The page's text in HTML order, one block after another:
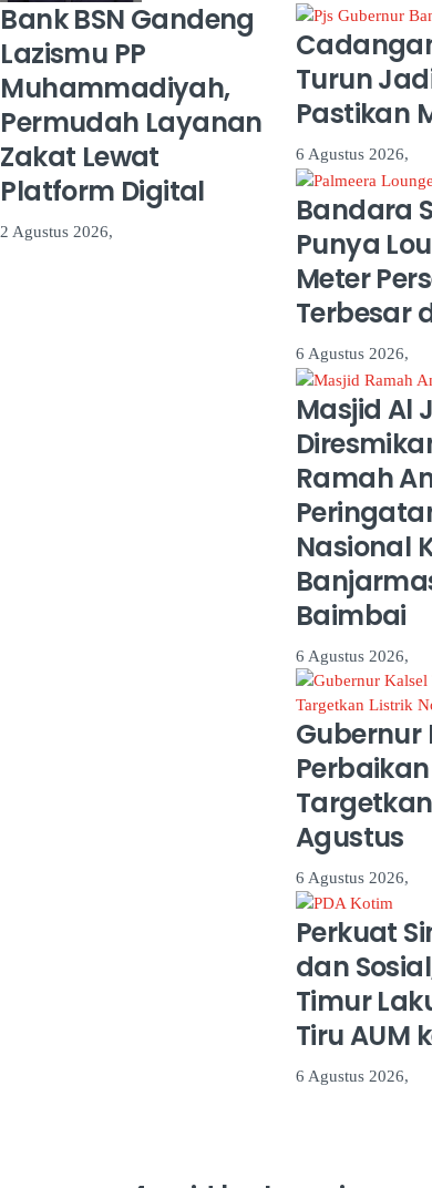
Bank BSN Gandeng
Lazismu PP
Muhammadiyah,
Permudah Layanan
Zakat Lewat
Platform Digital
2 Agustus 2026,
Turun
Pastikan
6 Agustus 2026,
Bandara
Punya
Meter
Terbesar
6 Agustus 2026,
Masjid Al
Ramah
Nasional
Baimbai
6 Agustus 2026,
Gubernur
Agustus
6 Agustus 2026,
Perkuat
dan
Timur
Tiru AUM
6 Agustus 2026,